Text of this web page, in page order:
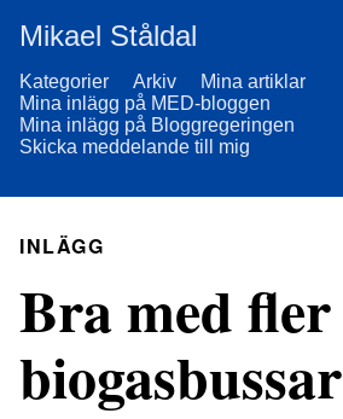
Mikael Ståldal
Kategorier Arkiv
Mina artiklar
Mina inlägg på MED-bloggen
Mina inlägg på Bloggregeringen
Skicka meddelande till mig
INLÄGG
Bra med fler
biogasbussar